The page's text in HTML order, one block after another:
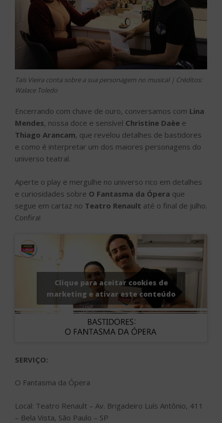
Taís Vieira conta sobre a sua personagem no musical | Créditos:
Walace Toledo
Encerrando com chave de ouro, conversamos com Lina
Mendes, nossa doce e sensível Christine Daèe e
Thiago Arancam, que revelou detalhes de bastidores
e como é interpretar um dos maiores personagens do
universo teatral.
Aperte o play e mergulhe no universo rico em detalhes
e curiosidades sobre O Fantasma da Ópera que
segue em cartaz no Teatro Renault até o final de julho.
Confira!
Clique para aceitar cookies de
marketing e ativar este conteúdo
SERVIÇO:
O Fantasma da Ópera
Local: Teatro Renault – Av. Brigadeiro Luís Antônio, 411
– Bela Vista, São Paulo – SP